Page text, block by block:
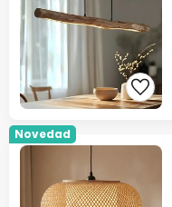
Novedad